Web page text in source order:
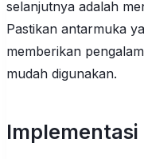
selanjutnya adalah
Pastikan antarmuka
memberikan
mudah digunakan.
Implementasi